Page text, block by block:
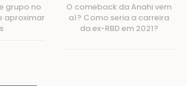
grupo no
aproximar
O comeback da Anahi vem
aí? Como seria a carreira
da ex-RBD em 2021?